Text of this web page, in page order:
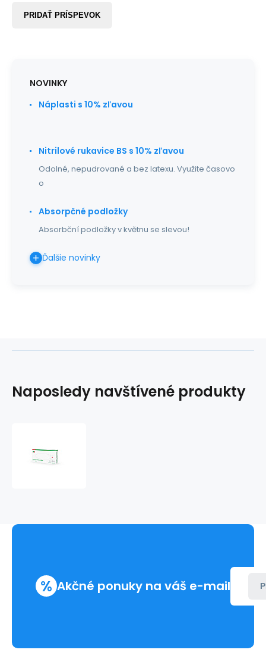
PRIDAŤ PRÍSPEVOK
NOVINKY
Náplasti s 10% zľavou
Nitrilové rukavice BS s 10% zľavou
Odolné, nepudrované a bez latexu. Využite časovo
o
Absorpčné podložky
Absorbční podložky v květnu se slevou!
Ďalšie novinky
Naposledy navštívené produkty
(100
% Akčné ponuky na váš e-mail